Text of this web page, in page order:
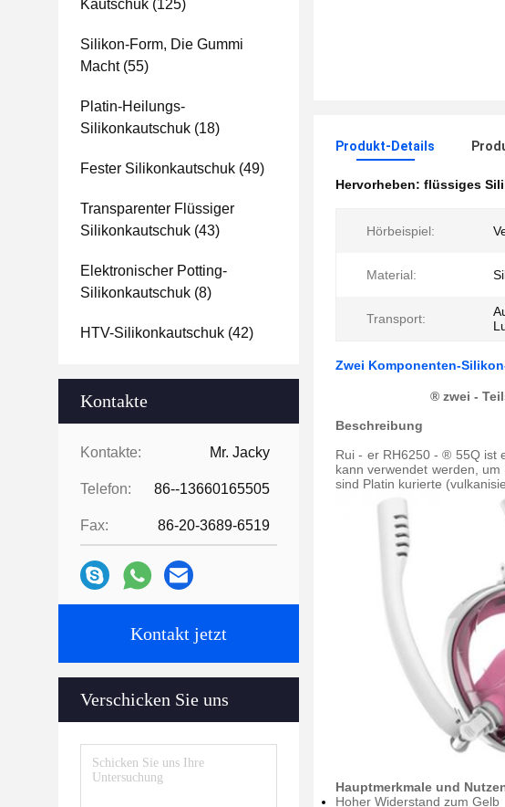
Kautschuk (125)
Silikon-Form, Die Gummi
Macht(55)
Platin-Heilungs-
Silikonkautschuk (18)
Fester Silikonkautschuk (49)
Transparenter Flüssiger
Silikonkautschuk (43)
Elektronischer Potting-
Silikonkautschuk (8)
HTV-Silikonkautschuk (42)
Kontakte
Kontakte: Mr. Jacky
Telefon: 86--13660165505
Fax: 86-20-3689-6519
Kontakt jetzt
Verschicken Sie uns
Produkt-Details
Hervorheben: flüssiges
Hörbeispiel:
Material:
Transport:
Zwei Komponenten-
® zwei -
Beschreibung
Rui - er RH6250 - ® 55Q ist
kann verwendet werden,
sind Platin kurierte
Hauptmerkmale und
Hoher Widerstand zum Gelb